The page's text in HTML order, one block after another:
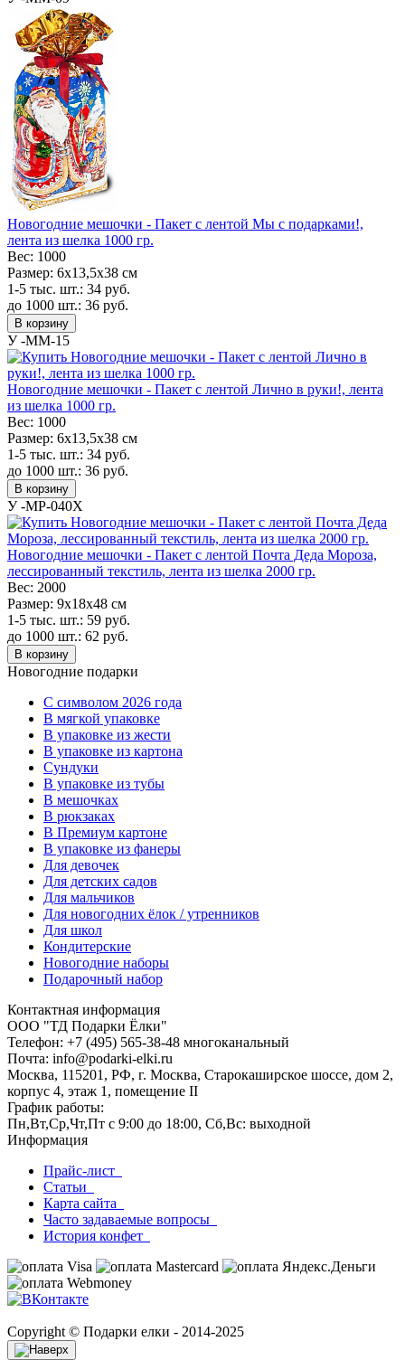
Новогодние мешочки - Пакет с лентой Мы с подарками!,
лента из шелка 1000 гр.
Вес: 1000
Размер: 6х13,5х38 см
1-5 тыс. шт.: 34 руб.
до 1000 шт.: 36 руб.
В корзину
У -MM-15
Новогодние мешочки - Пакет с лентой Лично в руки!, лента
из шелка 1000 гр.
Вес: 1000
Размер: 6х13,5х38 см
1-5 тыс. шт.: 34 руб.
до 1000 шт.: 36 руб.
В корзину
У -MP-040X
Новогодние мешочки - Пакет с лентой Почта Деда Мороза,
лессированный текстиль, лента из шелка 2000 гр.
Вес: 2000
Размер: 9х18х48 см
1-5 тыс. шт.: 59 руб.
до 1000 шт.: 62 руб.
В корзину
Новогодние подарки
C символом 2026 года
В мягкой упаковке
В упаковке из жести
В упаковке из картона
Сундуки
В упаковке из тубы
В мешочках
В рюкзаках
В Премиум картоне
В упаковке из фанеры
Для девочек
Для детских садов
Для мальчиков
Для новогодних ёлок / утренников
Для школ
Кондитерские
Новогодние наборы
Подарочный набор
Контактная информация
ООО "ТД Подарки Ёлки"
Телефон: +7 (495) 565-38-48 многоканальный
Почта: info@podarki-elki.ru
Москва, 115201, РФ, г. Москва, Старокаширское шоссе, дом 2,
корпус 4, этаж 1, помещение II
График работы:
Пн,Вт,Ср,Чт,Пт с 9:00 до 18:00, Сб,Вс: выходной
Информация
Прайс-лист
Статьи
Карта сайта
Часто задаваемые вопросы
История конфет
Copyright © Подарки елки - 2014-2025